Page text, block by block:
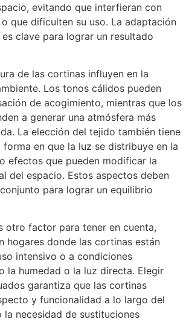
evitando que interfieran con
que dificulten su uso. La adaptación
clave para lograr un resultado
de las cortinas influyen en la
Los tonos cálidos pueden
de acogimiento, mientras que los
a generar una atmósfera más
La elección del tejido también tiene
en que la luz se distribuye en la
efectos que pueden modificar la
del espacio. Estos aspectos deben
para lograr un equilibrio
otro factor para tener en cuenta,
hogares donde las cortinas están
intensivo o a condiciones
la humedad o la luz directa. Elegir
garantiza que las cortinas
y funcionalidad a lo largo del
necesidad de sustituciones